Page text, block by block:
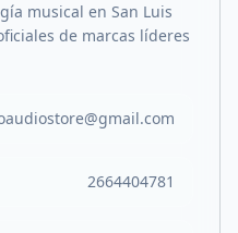
musical en San Luis
de marcas líderes
2664404781